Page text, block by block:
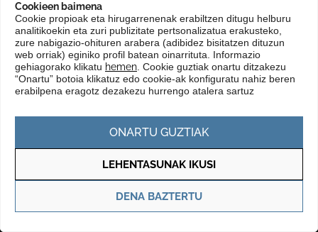
Cookieen baimena
Cookie propioak eta hirugarrenenak erabiltzen ditugu helburu
analitikoekin eta zuri publizitate pertsonalizatua erakusteko,
zure nabigazio-ohituren arabera (adibidez bisitatzen dituzun
web orriak) eginiko profil batean oinarrituta. Informazio
gehiagorako klikatu hemen . Cookie guztiak onartu ditzakezu
“Onartu” botoia klikatuz edo cookie-ak konfiguratu nahiz beren
erabilpena eragotz dezakezu hurrengo atalera sartuz
ONARTU GUZTIAK
DENA BAZTERTU
LEHENTASUNAK IKUSI
COMPLIANCE CHANNEL
HARREMANETARAKO
EUSKARA
KONTRATATZAILEAREN PROFILA
GARDENTASUN ATARIA
Pribatutasun politika Cookie politika